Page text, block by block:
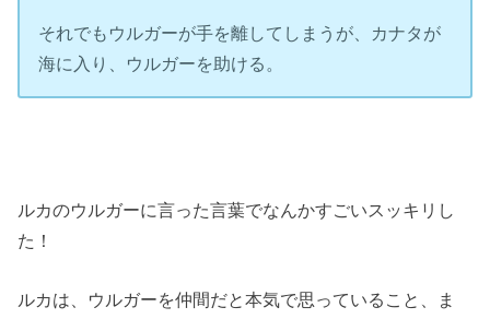
それでもウルガーが手を離してしまうが、カナタが
海に入り、ウルガーを助ける。
ルカのウルガーに言った言葉でなんかすごいスッキリし
た！
ルカは、ウルガーを仲間だと本気で思っていること、ま